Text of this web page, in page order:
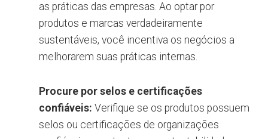
as práticas das empresas. Ao optar por
produtos e marcas verdadeiramente
sustentáveis, você incentiva os negócios a
melhorarem suas práticas internas.
Procure por selos e certificações
confiáveis: Verifique se os produtos possuem
selos ou certificações de organizações